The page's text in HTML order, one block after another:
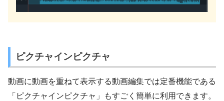
ピクチャインピクチャ
動画に動画を重ねて表示する動画編集では定番機能である
「ピクチャインピクチャ」もすごく簡単に利用できます。